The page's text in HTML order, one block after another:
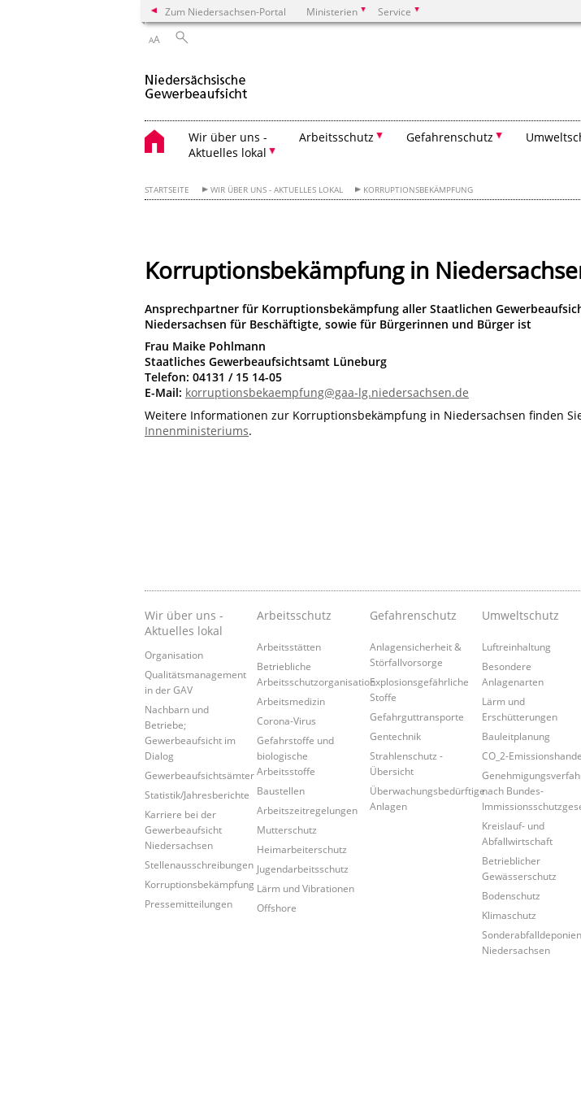
Zum Niedersachsen-Portal Ministerien Service
AA
Wir über uns -
Aktuelles lokal
Arbeitsschutz Gefahrenschutz
STARTSEITE WIR ÜBER UNS - AKTUELLES LOKAL KORRUPTIONSBEKÄMPFUNG
Korruptionsbekämpfung in
Ansprechpartner für Korruptionsbekämpfung aller Staatlichen
Niedersachsen für Beschäftigte, sowie für Bürgerinnen und Bürger ist
Frau Maike Pohlmann
Staatliches Gewerbeaufsichtsamt Lüneburg
Telefon: 04131 / 15 14-05
E-Mail: korruptionsbekaempfung@gaa-lg.niedersachsen.de
Weitere Informationen zur Korruptionsbekämpfung in Niedersachsen finden
Innenministeriums.
Wir über uns -
Aktuelles lokal
Organisation
Qualitätsmanagement
in der GAV
Nachbarn und
Betriebe;
Gewerbeaufsicht im
Dialog
Gewerbeaufsichtsämter
Statistik/Jahresberichte
Karriere bei der
Gewerbeaufsicht
Niedersachsen
Stellenausschreibungen
Korruptionsbekämpfung
Pressemitteilungen
Arbeitsschutz
Arbeitsstätten
Betriebliche
Arbeitsschutzorganisation
Arbeitsmedizin
Corona-Virus
Gefahrstoffe und
biologische
Arbeitsstoffe
Baustellen
Arbeitszeitregelungen
Mutterschutz
Heimarbeiterschutz
Jugendarbeitsschutz
Lärm und Vibrationen
Offshore
Gefahrenschutz
Anlagensicherheit &
Störfallvorsorge
Explosionsgefährliche
Stoffe
Gefahrguttransporte
Gentechnik
Strahlenschutz -
Übersicht
Überwachungsbedürftige
Anlagen
Umweltschutz
Luftreinhaltung
Besondere
Anlagenarten
Lärm und
Erschütterungen
Bauleitplanung
CO_2-
nach Bundes-
Kreislauf- und
Abfallwirtschaft
Betrieblicher
Gewässerschutz
Bodenschutz
Klimaschutz
Sonderabfalldeponien
Niedersachsen